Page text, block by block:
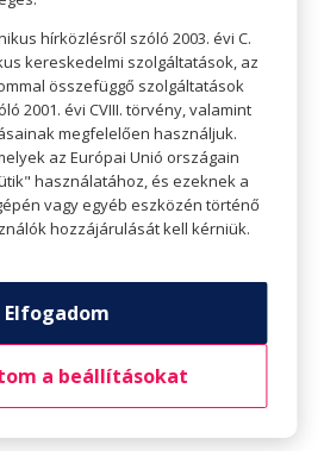
végzünk, az
tölthet el, ami lendületet
és a kalkulált időbe
kell számolni az utazás
nem csak két perc lesz
Akár tömegközlekedéssel,
is beválhatnak a fentebb
technikák. Ha
hírközlésről szóló 2003. évi C.
kereskedelmi szolgáltatások, az
összefüggő szolgáltatások
2001. évi CVIII. törvény, valamint
megfelelően használjuk.
az Európai Unió országain
használatához, és ezeknek a
vagy egyéb eszközén történő
hozzájárulását kell kérniük.
Elfogadom
a beállításokat